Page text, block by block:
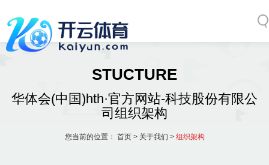
STUCTURE
华体会(中国)hth·官方网站-科技股份有限公
司组织架构
您当前的位置： 首页> 关于我们 > 组织架构